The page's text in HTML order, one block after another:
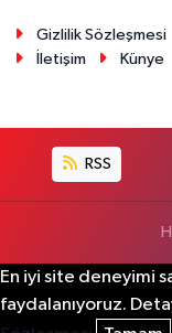
Gizlilik Sözleşmesi
İletişim
Künye
RSS
En iyi site deneyimi
faydalanıyoruz.